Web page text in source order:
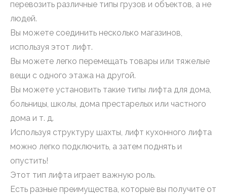
перевозить различные типы грузов и объектов, а не
людей.
Вы можете соединить несколько магазинов,
используя этот лифт.
Вы можете легко перемещать товары или тяжелые
вещи с одного этажа на другой.
Вы можете установить такие типы лифта для дома,
больницы, школы, дома престарелых или частного
дома и т. д.
Используя структуру шахты, лифт кухонного лифта
можно легко подключить, а затем поднять и
опустить!
Этот тип лифта играет важную роль.
Есть разные преимущества, которые вы получите от